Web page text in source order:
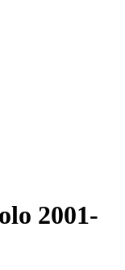
2001-